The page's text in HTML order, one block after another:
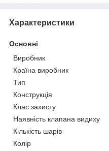
Характеристики
Основні
Виробник
Країна виробник
Тип
Конструкція
Клас захисту
Наявність клапана видиху
Кількість шарів
Колір